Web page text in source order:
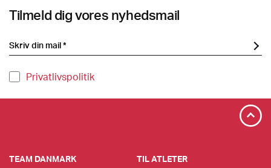
Tilmeld dig vores nyhedsmail
Privatlivspolitik
TEAM DANMARK
TIL ATLETER